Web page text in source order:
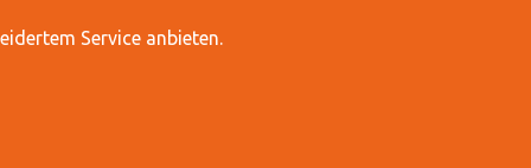
Service anbieten.